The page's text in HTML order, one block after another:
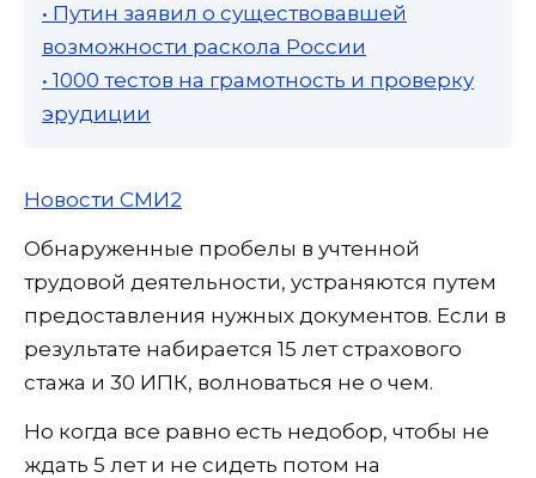
• Путин заявил о существовавшей
возможности раскола России
• 1000 тестов на грамотность и проверку
эрудиции
Новости СМИ2
Обнаруженные пробелы в учтенной
трудовой деятельности, устраняются путем
предоставления нужных документов. Если в
результате набирается 15 лет страхового
стажа и 30 ИПК, волноваться не о чем.
Но когда все равно есть недобор, чтобы не
ждать 5 лет и не сидеть потом на